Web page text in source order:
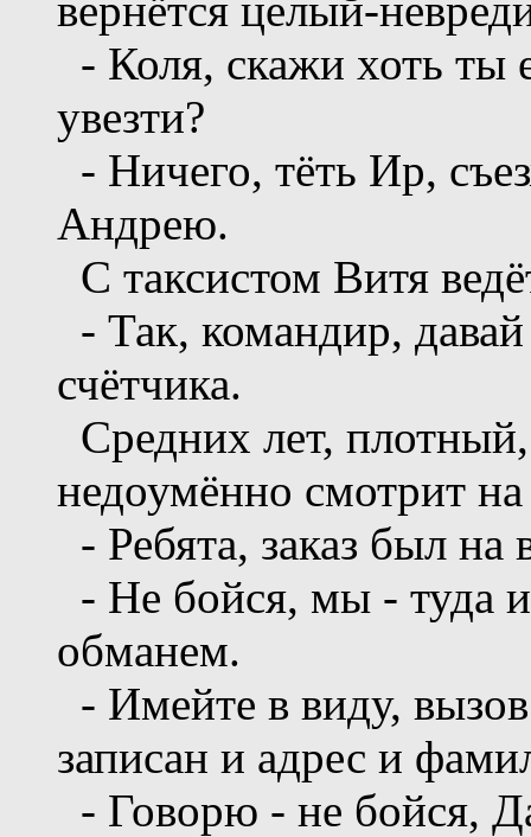
- Коля, скажи хоть ты
увезти?
- Ничего, тёть Ир,
Андрею.
С таксистом Витя
- Так, командир,
счётчика.
Средних лет,
недоумённо смотрит
- Ребята, заказ был на
- Не бойся, мы - туда
обманем.
- Имейте в виду,
записан и адрес и
- Говорю - не бойся,